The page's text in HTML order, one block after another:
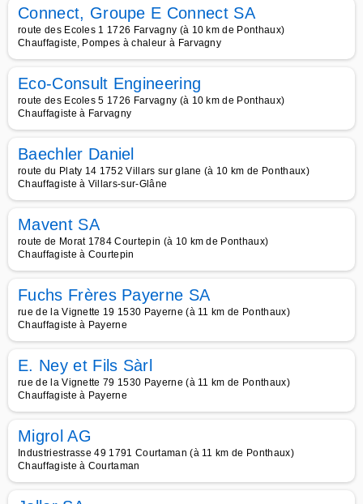
Connect, Groupe E Connect SA
route des Ecoles 1 1726 Farvagny (à 10 km de Ponthaux)
Chauffagiste, Pompes à chaleur à Farvagny
Eco-Consult Engineering
route des Ecoles 5 1726 Farvagny (à 10 km de Ponthaux)
Chauffagiste à Farvagny
Baechler Daniel
route du Platy 14 1752 Villars sur glane (à 10 km de Ponthaux)
Chauffagiste à Villars-sur-Glâne
Mavent SA
route de Morat 1784 Courtepin (à 10 km de Ponthaux)
Chauffagiste à Courtepin
Fuchs Frères Payerne SA
rue de la Vignette 19 1530 Payerne (à 11 km de Ponthaux)
Chauffagiste à Payerne
E. Ney et Fils Sàrl
rue de la Vignette 79 1530 Payerne (à 11 km de Ponthaux)
Chauffagiste à Payerne
Migrol AG
Industriestrasse 49 1791 Courtaman (à 11 km de Ponthaux)
Chauffagiste à Courtaman